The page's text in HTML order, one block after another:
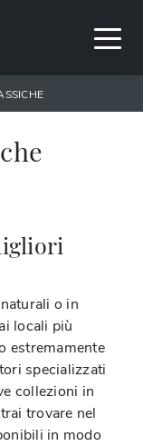
o in
locali più
estremamente
specializzati
collezioni in
trovare nel
in modo